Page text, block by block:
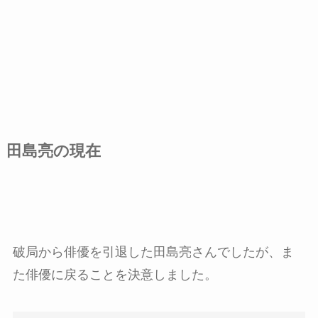
田島亮の現在
破局から俳優を引退した田島亮さんでしたが、ま
た俳優に戻ることを決意しました。